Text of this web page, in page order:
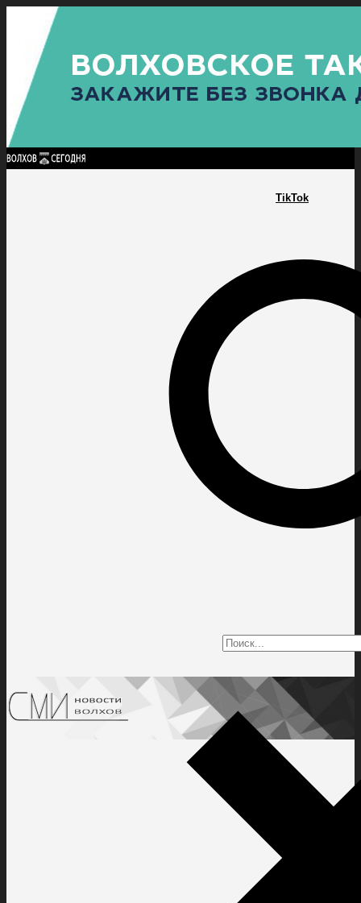
TikTok
Найти:
ГЛАВНАЯ ПОЛИТИКАПРОИСШЕСТВИЯ ПРОКУРАТУРАСПОРТ
ПОЛИТИКА
КУЛЬТУРА
ПОСЕЛЕНИЯ